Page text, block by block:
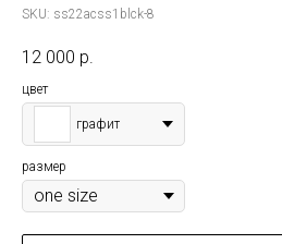
SKU: ss22acss1blck-8
12 000 р.
цвет
графит
размер